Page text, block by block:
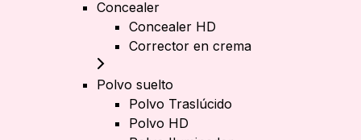
Concealer
Concealer HD
Corrector en crema
Polvo suelto
Polvo Traslúcido
Polvo HD